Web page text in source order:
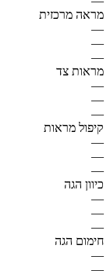
מראה מרכזית
—
—
—
מראות צד
—
—
—
קיפול מראות
—
—
—
כיוון הגה
—
—
—
חימום הגה
—